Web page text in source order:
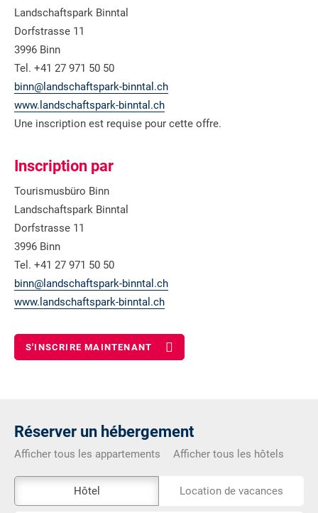
Landschaftspark Binntal
Dorfstrasse 11
3996 Binn
Tel. +41 27 971 50 50
binn@landschaftspark-binntal.ch
www.landschaftspark-binntal.ch
Une inscription est requise pour cette offre.
Inscription par
Tourismusbüro Binn
Landschaftspark Binntal
Dorfstrasse 11
3996 Binn
Tel. +41 27 971 50 50
binn@landschaftspark-binntal.ch
www.landschaftspark-binntal.ch
S'INSCRIRE MAINTENANT
Réserver un hébergement
Afficher tous les appartements Afficher tous les hôtels
de
Hôtel Location de vacances